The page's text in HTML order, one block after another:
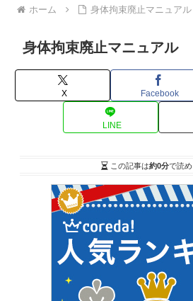
ホーム 身体拘束廃止マニュアル
身体拘束廃止マニュアル
X Facebook
LINE
この記事は約0分で読め